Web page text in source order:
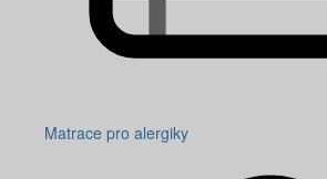
Matrace pro alergiky